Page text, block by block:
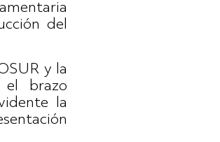
del
y la
el brazo
la